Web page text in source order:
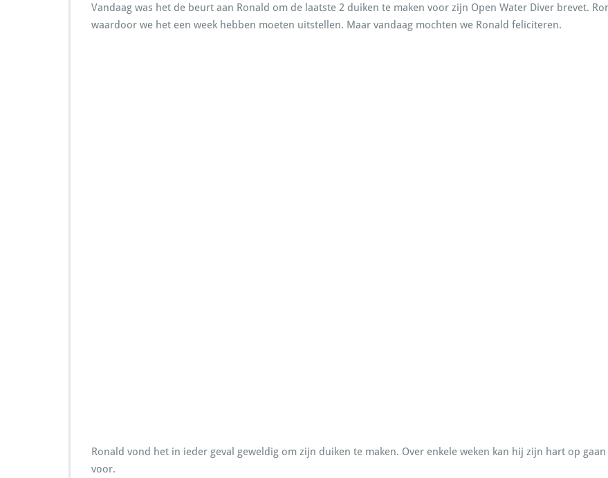
Vandaag was het de beurt aan Ronald om de laatste 2 duiken te maken voor zijn Open Water Diver brevet.
waardoor we het een week hebben moeten uitstellen. Maar vandaag mochten we Ronald feliciteren.
Ronald vond het in ieder geval geweldig om zijn duiken te maken. Over enkele weken kan hij zijn hart op
voor.